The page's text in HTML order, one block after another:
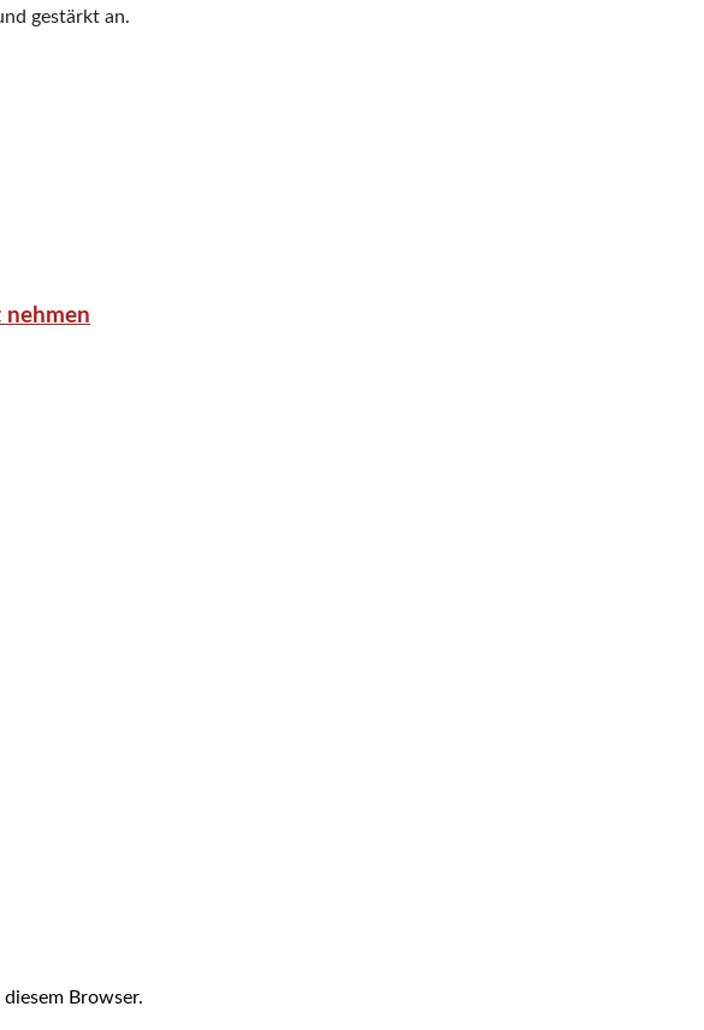
gestärkt an.
nehmen
Browser.